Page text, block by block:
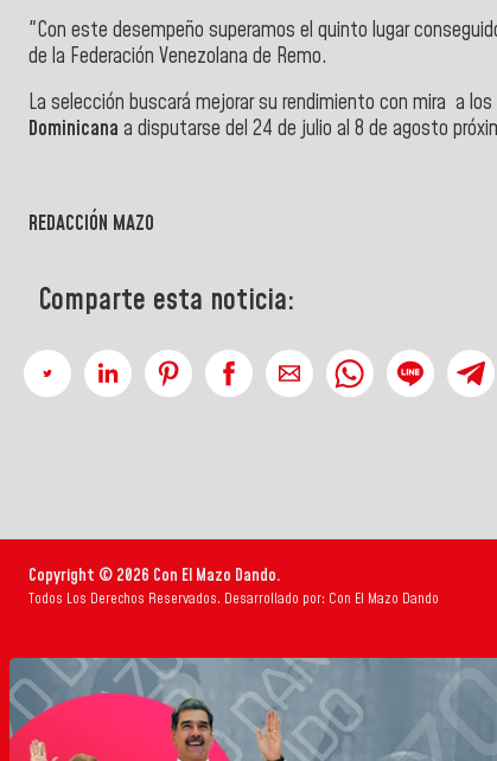
"Con este desempeño superamos el quinto lugar
de la Federación Venezolana de Remo.
La selección buscará mejorar su rendimiento con mira a los
Dominicana a disputarse del 24 de julio al 8 de agosto
REDACCIÓN MAZO
Comparte esta noticia:
Copyright © 2026 Con El Mazo Dando.
Todos Los Derechos Reservados. Desarrollado por: Con El Mazo Dando